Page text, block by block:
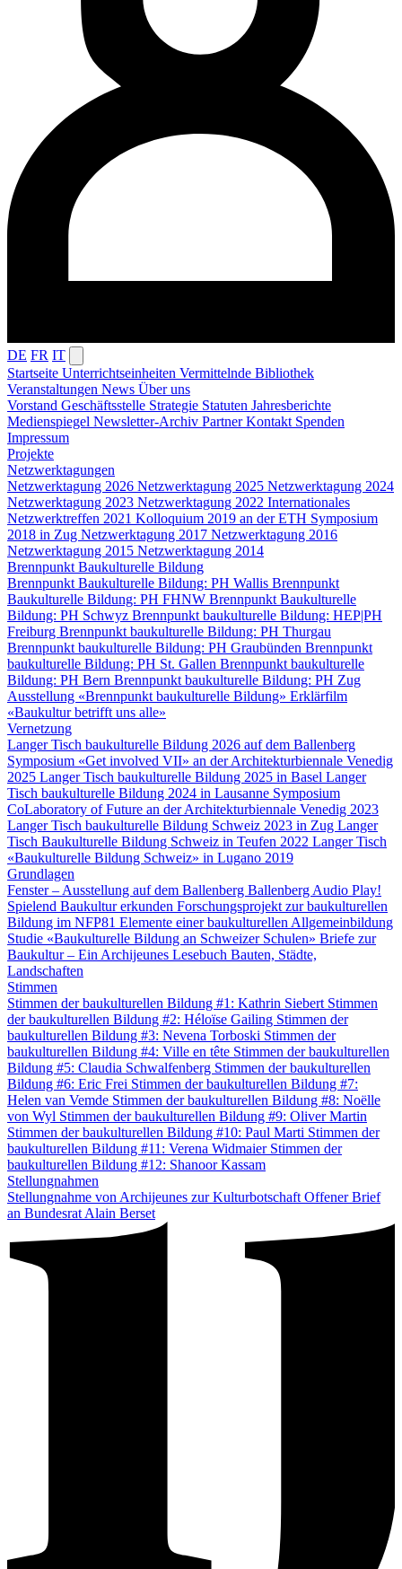
DE FR IT
Startseite Unterrichtseinheiten Vermittelnde Bibliothek
Veranstaltungen News Über uns
Vorstand Geschäftsstelle Strategie Statuten Jahresberichte
Medienspiegel Newsletter-Archiv PartnerKontakt Spenden
Impressum
Projekte
Netzwerktagungen
Netzwerktagung 2026 Netzwerktagung 2025 Netzwerktagung 2024
Netzwerktagung 2023 Netzwerktagung 2022 Internationales
Netzwerktreffen 2021 Kolloquium 2019 an der ETH Symposium
2018 in Zug Netzwerktagung 2017 Netzwerktagung 2016
Netzwerktagung 2015 Netzwerktagung 2014
Brennpunkt Baukulturelle Bildung
Brennpunkt Baukulturelle Bildung: PH Wallis Brennpunkt
Baukulturelle Bildung: PH FHNW Brennpunkt Baukulturelle
Bildung: PH Schwyz Brennpunkt baukulturelle Bildung: HEP|PH
Freiburg Brennpunkt baukulturelle Bildung: PH Thurgau
Brennpunkt baukulturelle Bildung: PH Graubünden Brennpunkt
baukulturelle Bildung: PH St. Gallen Brennpunkt baukulturelle
Bildung: PH Bern Brennpunkt baukulturelle Bildung: PH Zug
Ausstellung «Brennpunkt baukulturelle Bildung» Erklärfilm
«Baukultur betrifft uns alle»
Vernetzung
Langer Tisch baukulturelle Bildung 2026 auf dem Ballenberg
Symposium «Get involved VII» an der Architekturbiennale Venedig
2025 Langer Tisch baukulturelle Bildung 2025 in Basel Langer
Tisch baukulturelle Bildung 2024 in Lausanne Symposium
CoLaboratory of Future an der Architekturbiennale Venedig 2023
Langer Tisch baukulturelle Bildung Schweiz 2023 in Zug Langer
Tisch Baukulturelle Bildung Schweiz in Teufen 2022 Langer Tisch
«Baukulturelle Bildung Schweiz» in Lugano 2019
Grundlagen
Fenster – Ausstellung auf dem Ballenberg Ballenberg Audio Play!
Spielend Baukultur erkunden Forschungsprojekt zur baukulturellen
Bildung im NFP81 Elemente einer baukulturellen Allgemeinbildung
Studie «Baukulturelle Bildung an Schweizer Schulen» Briefe zur
Baukultur – Ein Archijeunes Lesebuch Bauten, Städte,
Landschaften
Stimmen
Stimmen der baukulturellen Bildung #1: Kathrin Siebert Stimmen
der baukulturellen Bildung #2: Héloïse Gailing Stimmen der
baukulturellen Bildung #3: Nevena Torboski Stimmen der
baukulturellen Bildung #4: Ville en tête Stimmen der baukulturellen
Bildung #5: Claudia Schwalfenberg Stimmen der baukulturellen
Bildung #6: Eric Frei Stimmen der baukulturellen Bildung #7:
Helen van Vemde Stimmen der baukulturellen Bildung #8: Noëlle
von Wyl Stimmen der baukulturellen Bildung #9: Oliver Martin
Stimmen der baukulturellen Bildung #10: Paul Marti Stimmen der
baukulturellen Bildung #11: Verena Widmaier Stimmen der
baukulturellen Bildung #12: Shanoor Kassam
Stellungnahmen
Stellungnahme von Archijeunes zur Kulturbotschaft Offener Brief
an Bundesrat Alain Berset